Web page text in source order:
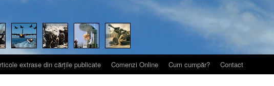
extrase din cărțile publicate Comenzi Online Cum cumpăr? Contact